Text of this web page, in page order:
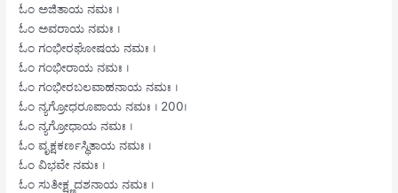
ಓಂ ಅಜಿತಾಯ ನಮಃ ।
ಓಂ ಅವರಾಯ ನಮಃ ।
ಓಂ ಗಂಭೀರಘೋಷಯ ನಮಃ ।
ಓಂ ಗಂಭೀರಾಯ ನಮಃ ।
ಓಂ ಗಂಭೀರಬಲವಾಹನಾಯ ನಮಃ ।
ಓಂ ನ್ಯಗ್ರೋಧರೂಪಾಯ ನಮಃ । 200।
ಓಂ ನ್ಯಗ್ರೋಧಾಯ ನಮಃ ।
ಓಂ ವೃಕ್ಷಕರ್ಣಸ್ಥಿತಾಯ ನಮಃ ।
ಓಂ ವಿಭವೇ ನಮಃ ।
ಓಂ ಸುತೀಕ್ಷ್ಣದಶನಾಯ ನಮಃ ।